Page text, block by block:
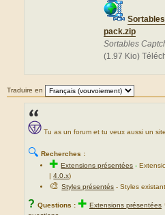
pack.zip
Sortables
(1.97 Kio)
Traduire en
Tu as un forum et tu veux aussi un
🔍 Recherches :
✚Extensions présentées -
|4.0.x)
🎨Styles présentés - Styles
? Questions : ✚ Extensions présentées